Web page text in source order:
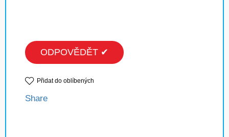
ODPOVĚDĚT ✔
Přidat do oblíbených
Share